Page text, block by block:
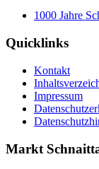
1000 Jahre
Quicklinks
Kontakt
Impressum
Markt